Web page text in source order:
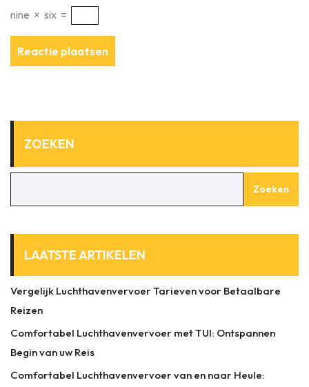
nine × six =
ZOEKEN
Zoeken
LAATSTE ARTIKELEN
Vergelijk Luchthavenvervoer Tarieven voor Betaalbare
Reizen
Comfortabel Luchthavenvervoer met TUI: Ontspannen
Begin van uw Reis
Comfortabel Luchthavenvervoer van en naar Heule: